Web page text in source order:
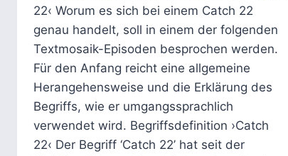
22‹ Worum es sich bei einem Catch 22
genau handelt, soll in einem der folgenden
Textmosaik-Episoden besprochen werden.
Für den Anfang reicht eine allgemeine
Herangehensweise und die Erklärung des
Begriffs, wie er umgangssprachlich
verwendet wird. Begriffsdefinition ›Catch
22‹ Der Begriff ‘Catch 22’ hat seit der